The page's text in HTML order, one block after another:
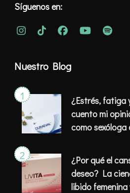
Síguenos en:
Nuestro Blog
¿Estrés, fatiga
cuento mi
como sexóloga
¿Por qué el
deseo? La
libido femenina